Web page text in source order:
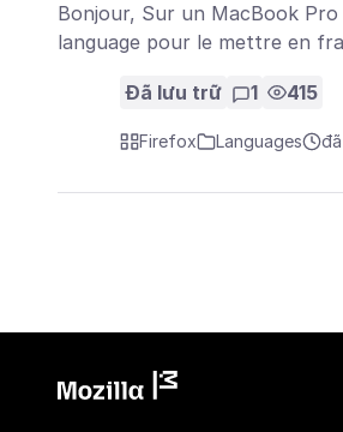
Bonjour, Sur un MacBook
language pour le mettre en
Đã lưu trữ 1 415
Firefox Languages